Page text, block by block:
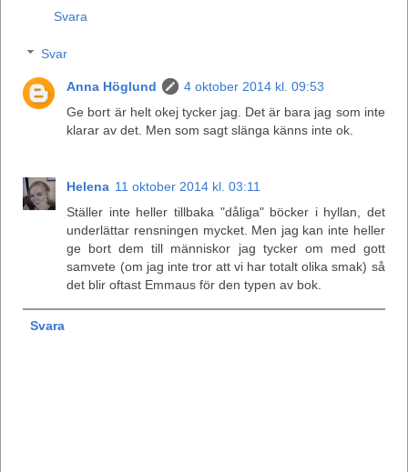
Svara
Svar
Anna Höglund
4 oktober 2014 kl. 09:53
Ge bort är helt okej tycker jag. Det är bara jag som inte
klarar av det. Men som sagt slänga känns inte ok.
Helena 11 oktober 2014 kl. 03:11
Ställer inte heller tillbaka "dåliga" böcker i hyllan, det
underlättar rensningen mycket. Men jag kan inte heller
ge bort dem till människor jag tycker om med gott
samvete (om jag inte tror att vi har totalt olika smak) så
det blir oftast Emmaus för den typen av bok.
Svara